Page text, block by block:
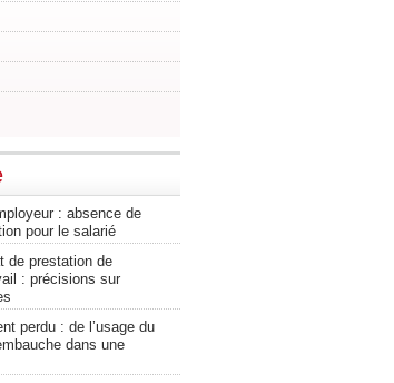
: absence de
pour le salarié
de prestation de
: précisions sur
perdu : de l’usage du
dans une